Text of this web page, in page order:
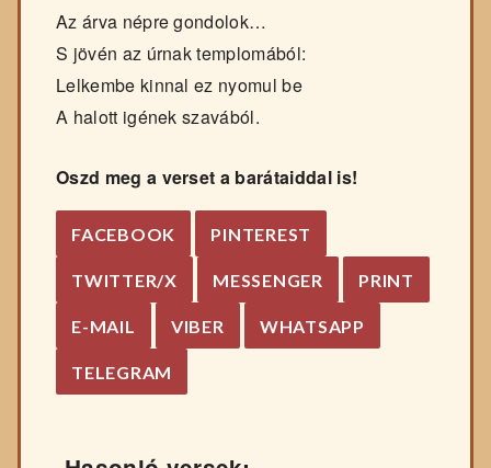
Az árva népre gondolok…
S jövén az úrnak templomából:
Lelkembe kinnal ez nyomul be
A halott igének szavából.
Oszd meg a verset a barátaiddal is!
FACEBOOK PINTEREST
TWITTER/X MESSENGER PRINT
E-MAIL VIBER WHATSAPP
TELEGRAM